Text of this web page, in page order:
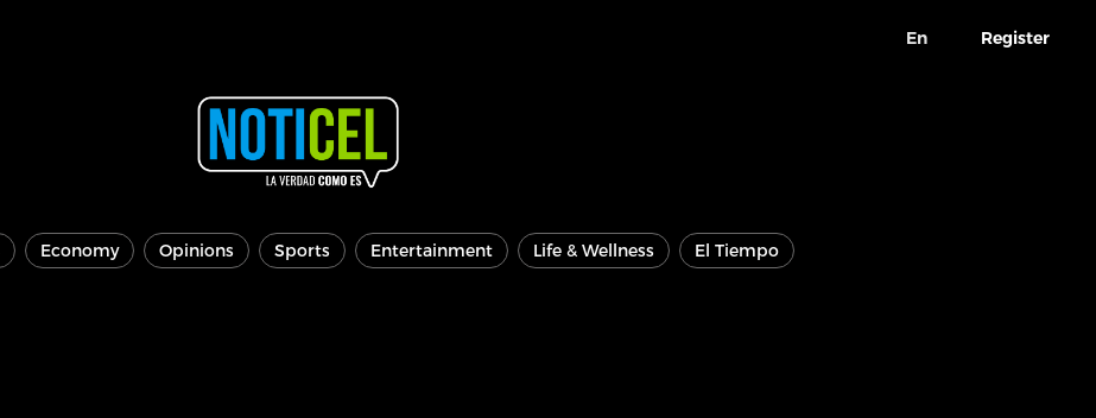
En Register
Economy Opinions Sports Entertainment Life & Wellness El Tiempo